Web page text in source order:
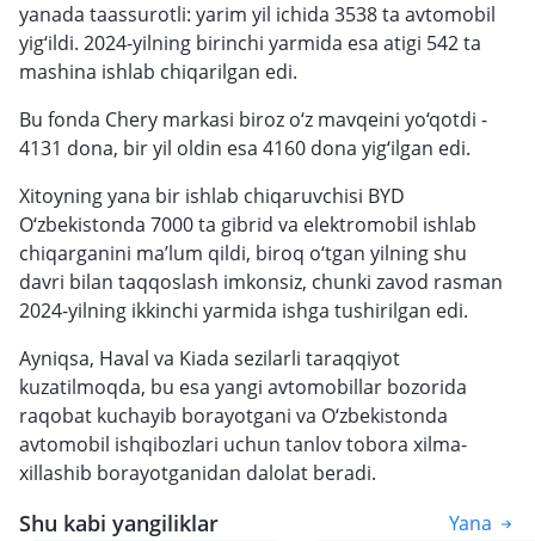
yanada taassurotli: yarim yil ichida 3538 ta avtomobil
yig‘ildi. 2024-yilning birinchi yarmida esa atigi 542 ta
mashina ishlab chiqarilgan edi.
Bu fonda Chery markasi biroz o‘z mavqeini yo‘qotdi -
4131 dona, bir yil oldin esa 4160 dona yig‘ilgan edi.
Xitoyning yana bir ishlab chiqaruvchisi BYD
O‘zbekistonda 7000 ta gibrid va elektromobil ishlab
chiqarganini ma’lum qildi, biroq o‘tgan yilning shu
davri bilan taqqoslash imkonsiz, chunki zavod rasman
2024-yilning ikkinchi yarmida ishga tushirilgan edi.
Ayniqsa, Haval va Kiada sezilarli taraqqiyot
kuzatilmoqda, bu esa yangi avtomobillar bozorida
raqobat kuchayib borayotgani va O‘zbekistonda
avtomobil ishqibozlari uchun tanlov tobora xilma-
xillashib borayotganidan dalolat beradi.
Shu kabi yangiliklar Yana